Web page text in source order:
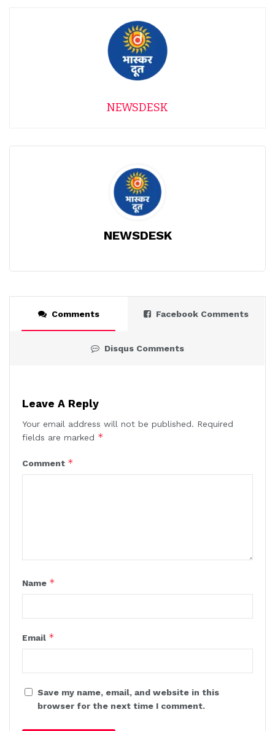
NEWSDESK
NEWSDESK
Comments Facebook Comments
Disqus Comments
Leave A Reply
Your email address will not be published. Required
fields are marked *
Comment *
Name *
Email *
Save my name, email, and website in this
browser for the next time I comment.